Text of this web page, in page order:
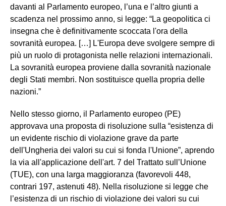
davanti al Parlamento europeo, l’una e l’altro giunti a
scadenza nel prossimo anno, si legge: “La geopolitica ci
insegna che è definitivamente scoccata l'ora della
sovranità europea. […] L'Europa deve svolgere sempre di
più un ruolo di protagonista nelle relazioni internazionali.
La sovranità europea proviene dalla sovranità nazionale
degli Stati membri. Non sostituisce quella propria delle
nazioni.”
Nello stesso giorno, il Parlamento europeo (PE)
approvava una proposta di risoluzione sulla “esistenza di
un evidente rischio di violazione grave da parte
dell'Ungheria dei valori su cui si fonda l'Unione”, aprendo
la via all'applicazione dell'art. 7 del Trattato sull’Unione
(TUE), con una larga maggioranza (favorevoli 448,
contrari 197, astenuti 48). Nella risoluzione si legge che
l’esistenza di un rischio di violazione dei valori su cui